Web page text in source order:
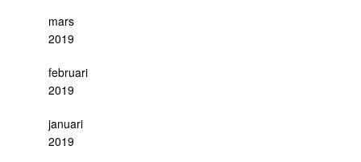
mars
2019
februari
2019
januari
2019